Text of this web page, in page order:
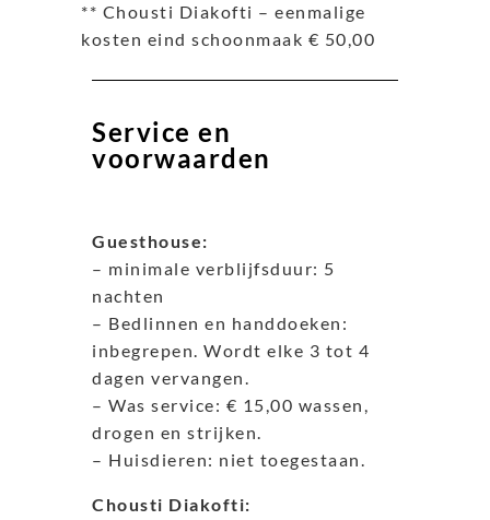
** Chousti Diakofti – eenmalige
kosten eind schoonmaak € 50,00
Service en
voorwaarden
Guesthouse:
– minimale verblijfsduur: 5
nachten
– Bedlinnen en handdoeken:
inbegrepen. Wordt elke 3 tot 4
dagen vervangen.
– Was service: € 15,00 wassen,
drogen en strijken.
– Huisdieren: niet toegestaan.
Chousti Diakofti: